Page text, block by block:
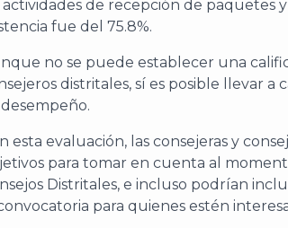
actividades de recepción de paquetes
fue del 75.8%.
no se puede establecer una
distritales, sí es posible llevar
esta evaluación, las consejeras y
para tomar en cuenta al
Distritales, e incluso podrían
para quienes estén